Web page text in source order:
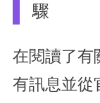
驟
在閱讀了有
有訊息並從